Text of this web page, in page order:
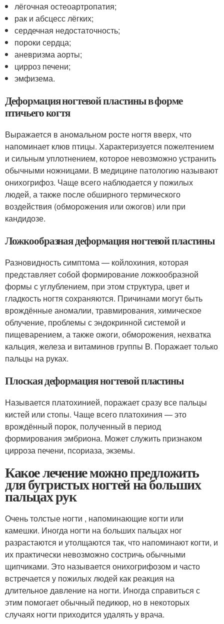
лёгочная остеоартропатия;
рак и абсцесс лёгких;
сердечная недостаточность;
пороки сердца;
аневризма аорты;
цирроз печени;
эмфизема.
Деформация ногтевой пластины в форме
птичьего когтя
Выражается в аномальном росте ногтя вверх, что
напоминает клюв птицы. Характеризуется пожелтением
и сильным уплотнением, которое невозможно устранить
обычными ножницами. В медицине патологию называют
онихогрифоз. Чаще всего наблюдается у пожилых
людей, а также после обширного термического
воздействия (обморожения или ожогов) или при
кандидозе.
Ложкообразная деформация ногтевой пластины
Разновидность симптома — койлохиния, которая
представляет собой формирование ложкообразной
формы с углублением, при этом структура, цвет и
гладкость ногтя сохраняются. Причинами могут быть
врождённые аномалии, травмирования, химическое
облучение, проблемы с эндокринной системой и
пищеварением, а также ожоги, обморожения, нехватка
кальция, железа и витаминов группы B. Поражает только
пальцы на руках.
Плоская деформация ногтевой пластины
Называется платохинией, поражает сразу все пальцы
кистей или стопы. Чаще всего платохиния — это
врождённый порок, полученный в период
формирования эмбриона. Может служить признаком
цирроза печени, псориаза, экземы.
Какое лечение можно предложить
для бугристых ногтей на больших
пальцах рук
Очень толстые ногти , напоминающие когти или
камешки. Иногда ногти на больших пальцах ног
разрастаются и утолщаются так, что напоминают когти, и
их практически невозможно состричь обычными
щипчиками. Это называется онихогрифозом и часто
встречается у пожилых людей как реакция на
длительное давление на ногти. Иногда справиться с
этим помогает обычный педикюр, но в некоторых
случаях ногти приходится удалять у врача.